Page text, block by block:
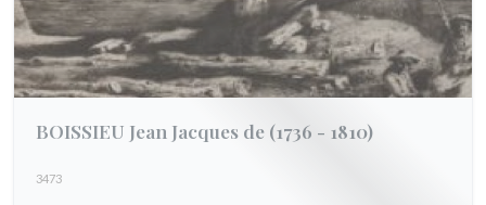
BOISSIEU Jean Jacques de (1736 - 1810)
3473